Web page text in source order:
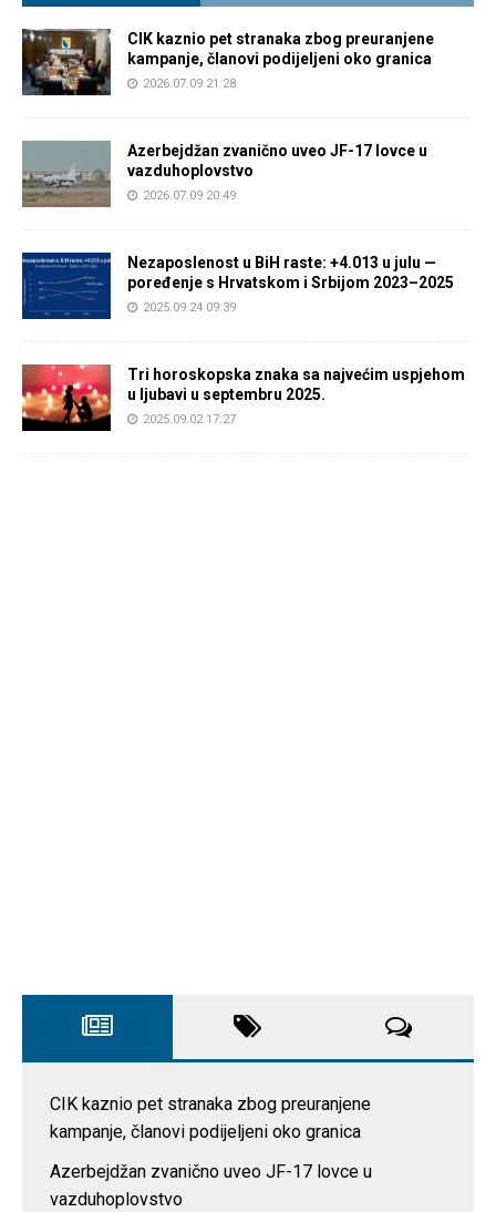
CIK kaznio pet stranaka zbog preuranjene
kampanje, članovi podijeljeni oko granica
2026.07.09 21:28
Azerbejdžan zvanično uveo JF-17 lovce u
vazduhoplovstvo
2026.07.09 20:49
Nezaposlenost u BiH raste: +4.013 u julu —
poređenje s Hrvatskom i Srbijom 2023–2025
2025.09.24 09:39
Tri horoskopska znaka sa najvećim uspjehom
u ljubavi u septembru 2025.
2025.09.02 17:27
CIK kaznio pet stranaka zbog preuranjene
kampanje, članovi podijeljeni oko granica
Azerbejdžan zvanično uveo JF-17 lovce u
vazduhoplovstvo